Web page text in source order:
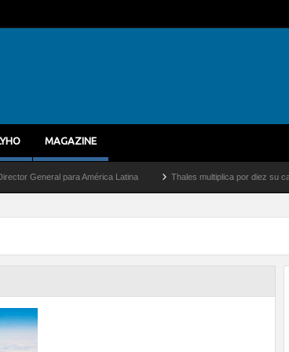
MAGAZINE
para América Latina Thales multiplica por diez su capacidad